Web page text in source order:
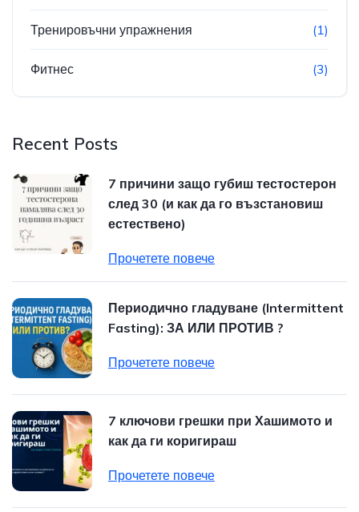
Тренировъчни упражнения (1)
Фитнес (3)
Recent Posts
7 причини защо губиш тестостерон
след 30 (и как да го възстановиш
естествено)
Прочетете повече
Периодично гладуване (Intermittent
Fasting): ЗА ИЛИ ПРОТИВ ?
Прочетете повече
7 ключови грешки при Хашимото и
как да ги коригираш
Прочетете повече